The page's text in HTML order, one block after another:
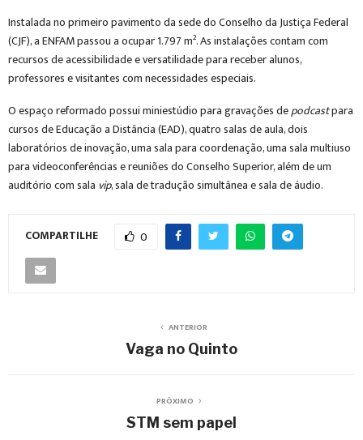
Instalada no primeiro pavimento da sede do Conselho da Justiça Federal
(CJF), a ENFAM passou a ocupar 1.797 m². As instalações contam com
recursos de acessibilidade e versatilidade para receber alunos,
professores e visitantes com necessidades especiais.
O espaço reformado possui miniestúdio para gravações depodcastpara
cursos de Educação a Distância (EAD), quatro salas de aula, dois
laboratórios de inovação, uma sala para coordenação, uma sala multiuso
para videoconferências e reuniões do Conselho Superior, além de um
auditório com sala vip, sala de tradução simultânea e sala de áudio.
COMPARTILHE 0
ANTERIOR
Vaga no Quinto
PRÓXIMO
STM sem papel